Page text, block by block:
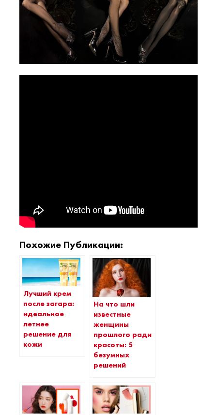
Похожие Публикации:
Лучший крем
после загара:
идеальное
летнее
решение для
кожи
На что шли
известные
женщины
прошлого ради
красоты: 5
безумных
решений